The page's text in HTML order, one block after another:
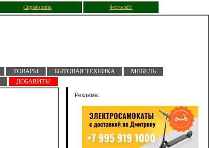
Справочник Фотосайт
ТОВАРЫ БЫТОВАЯ ТЕХНИКА
МЕБЕЛЬ
ДОБАВИТЬ!
Реклама: